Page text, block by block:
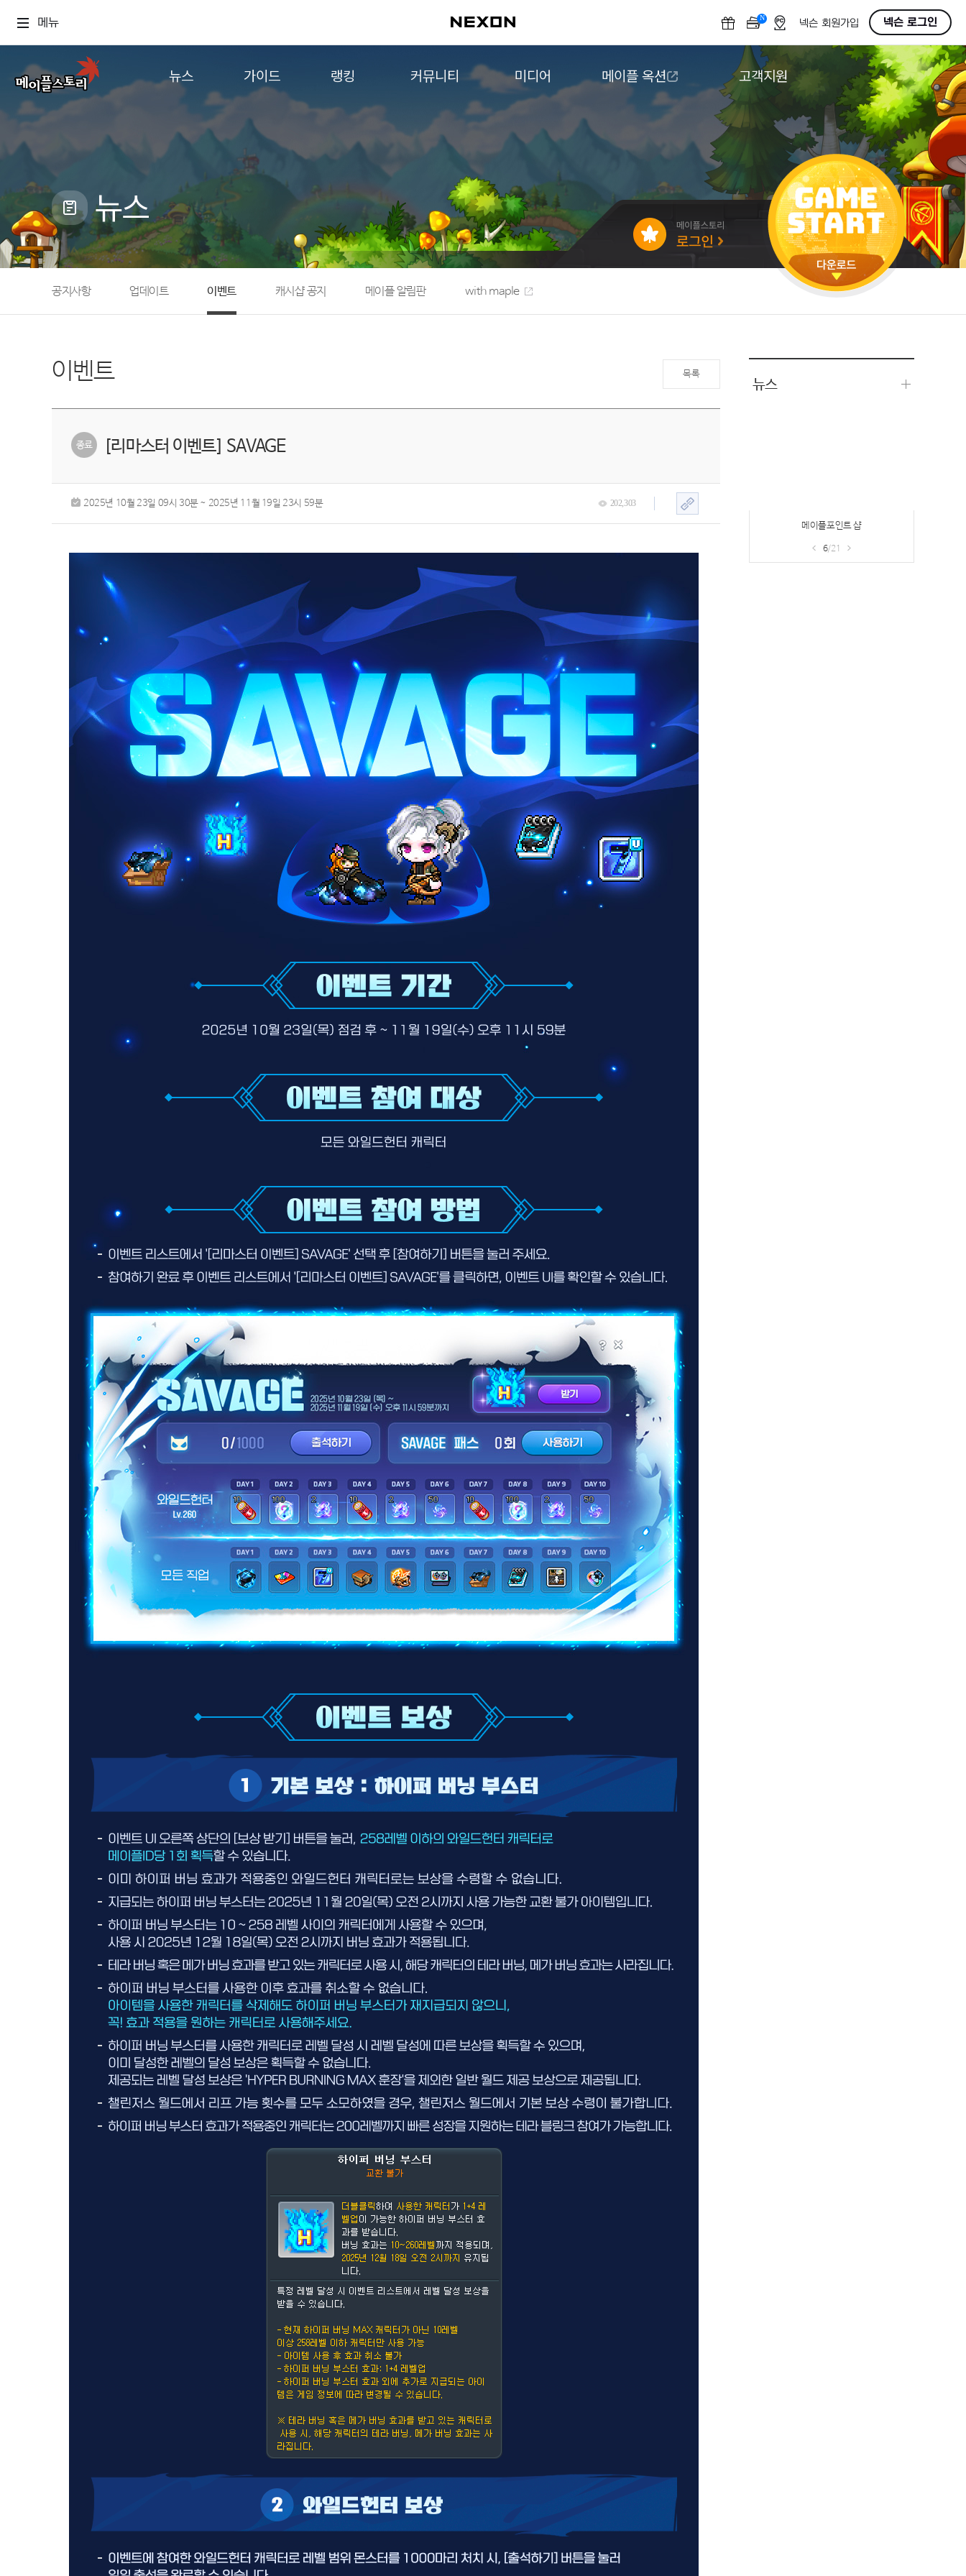
메뉴 N OFF넥슨 회원가입 넥슨 로그인
뉴스
공지사항
업데이트
캐시샵 공지
메이플 알림판
with maple
가이드
게임정보
직업소개
확률형 아이템
NEXON NOW
랭킹
컨텐츠 랭킹
커뮤니티
자유게시판
메이플 아트
메이플스토리 파트너스
AI Style Finder
미니게임
커뮤니티 아카이브
미디어
영상
메이플 옥션 고객지원
도움말/1:1문의
버그악용/불법프로그램 신고
게임 접근성
뉴스
공지사항 업데이트 이벤트 캐시샵 공지 메이플 알림판 with maple
이벤트 목록
[리마스터 이벤트] SAVAGE
2025년 10월 23일 09시 30분 ~ 2025년 11월 19일 23시 59분 202,303
뉴스
헤이즐의 부탁
7/21